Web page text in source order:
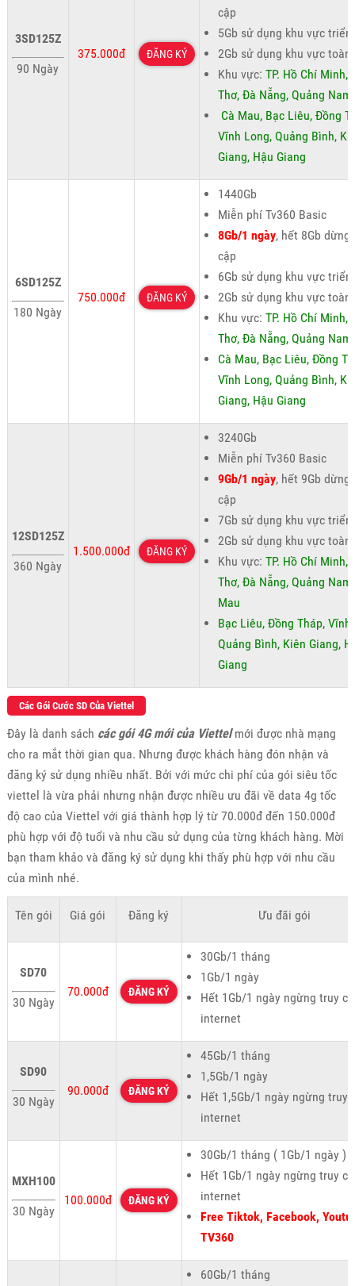
3SD125Z
90 Ngày
375.000đ ĐĂNG KÝ
cập
5Gb sử dụng khu vực
2Gb sử dụng khu vực toàn
Khu vực: TP. Hồ Chí Minh,
Thơ, Đà Nẵng, Quảng Nam
Cà Mau, Bạc Liêu, Đồng
Vĩnh Long, Quảng Bình,
Giang, Hậu Giang
6SD125Z
180 Ngày
750.000đ ĐĂNG KÝ
1440Gb
Miễn phí Tv360 Basic
8Gb/1 ngày, hết 8Gb dừng
cập
6Gb sử dụng khu vực
2Gb sử dụng khu vực toàn
Khu vực: TP. Hồ Chí Minh,
Thơ, Đà Nẵng, Quảng Nam
Cà Mau, Bạc Liêu, Đồng
Vĩnh Long, Quảng Bình,
Giang, Hậu Giang
12SD125Z
360 Ngày
1.500.000đ ĐĂNG KÝ
3240Gb
Miễn phí Tv360 Basic
9Gb/1 ngày, hết 9Gb dừng
cập
7Gb sử dụng khu vực triển
2Gb sử dụng khu vực toàn
Khu vực: TP. Hồ Chí Minh,
Thơ, Đà Nẵng, Quảng
Mau
Bạc Liêu, Đồng Tháp, Vĩnh
Quảng Bình, Kiên Giang,
Giang
Các Gói Cước SD Của Viettel
Đây là danh sách các gói 4G mới của Viettelmới được nhà mạng
cho ra mắt thời gian qua. Nhưng được khách hàng đón nhận và
đăng ký sử dụng nhiều nhất. Bởi với mức chi phí của gói siêu tốc
viettel là vừa phải nhưng nhận được nhiều ưu đãi về data 4g tốc
độ cao của Viettel với giá thành hợp lý từ 70.000đ đến 150.000đ
phù hợp với độ tuổi và nhu cầu sử dụng của từng khách hàng. Mời
bạn tham khảo và đăng ký sử dụng khi thấy phù hợp với nhu cầu
của mình nhé.
Tên gói Giá gói Đăng ký Ưu đãi gói
SD70
30 Ngày
70.000đ ĐĂNG KÝ
30Gb/1 tháng
1Gb/1 ngày
Hết 1Gb/1 ngày ngừng truy
internet
SD90
30 Ngày
90.000đ ĐĂNG KÝ
45Gb/1 tháng
1,5Gb/1 ngày
Hết 1,5Gb/1 ngày ngừng truy
internet
MXH100
30 Ngày
100.000đ ĐĂNG KÝ
30Gb/1 tháng ( 1Gb/1 ngày )
Hết 1Gb/1 ngày ngừng truy
internet
Free Tiktok, Facebook,
TV360
60Gb/1 tháng